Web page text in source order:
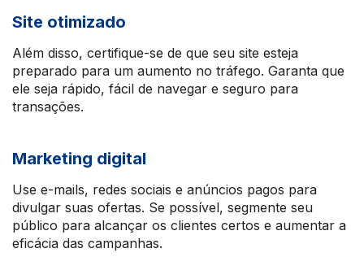
Site otimizado
Além disso, certifique-se de que seu site esteja
preparado para um aumento no tráfego. Garanta que
ele seja rápido, fácil de navegar e seguro para
transações.
Marketing digital
Use e-mails, redes sociais e anúncios pagos para
divulgar suas ofertas. Se possível, segmente seu
público para alcançar os clientes certos e aumentar a
eficácia das campanhas.